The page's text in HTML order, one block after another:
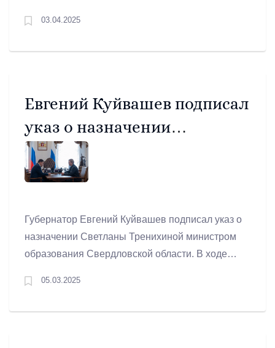
ветеранов.
03.04.2025
Евгений Куйвашев подписал
указ о назначении
министра образования
Свердловской области
Губернатор Евгений Куйвашев подписал указ о
назначении Светланы Тренихиной министром
образования Свердловской области. В ходе
поставил ряд задач перед министром.
05.03.2025